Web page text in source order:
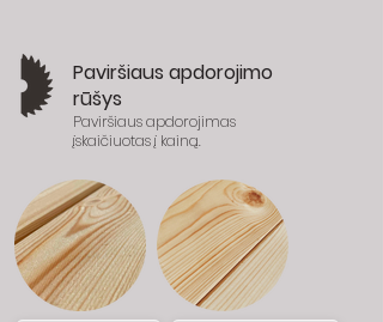
Paviršiaus apdorojimo
rūšys
Paviršiaus apdorojimas
įskaičiuotas į kainą.